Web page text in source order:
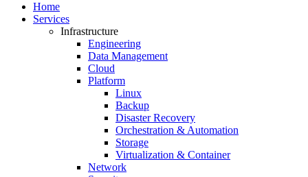
Home
Services
Infrastructure
Engineering
Data Management
Cloud
Platform
Linux
Backup
Disaster Recovery
Orchestration & Automation
Storage
Virtualization & Container
Network